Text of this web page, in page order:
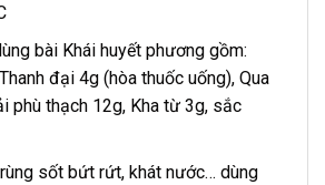
bài Khái huyết phương gồm:
đại 4g (hòa thuốc uống), Qua
phù thạch 12g, Kha từ 3g, sắc
sốt bứt rứt, khát nước… dùng